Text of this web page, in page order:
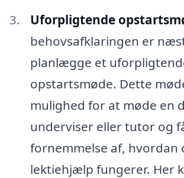
Uforpligtende
behovsafklaringen er
planlægge et
opstartsmøde. Dette
mulighed for at møde en
underviser eller tutor og
fornemmelse af, hvordan
lektiehjælp fungerer. Her